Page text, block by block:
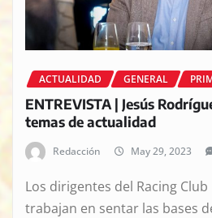
ACTUALIDAD GENERAL
ENTREVISTA | Jesús
temas de actualidad
Redacción May 29, 2023
Los dirigentes del Racing
trabajan en sentar las bases